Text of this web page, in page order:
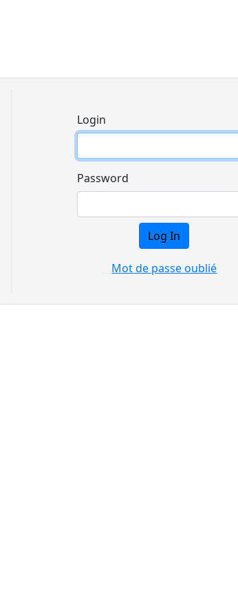
Login
Password
Mot de passe oublié